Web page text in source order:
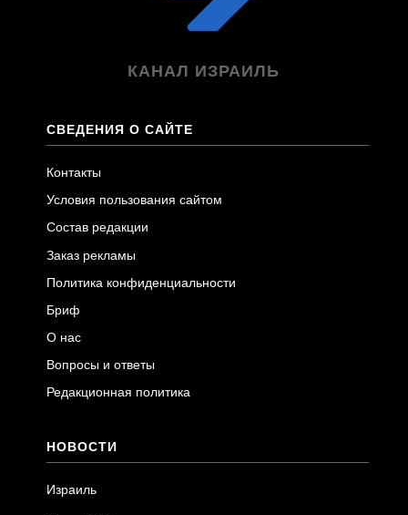
КАНАЛ ИЗРАИЛЬ
СВЕДЕНИЯ О САЙТЕ
Контакты
Условия пользования сайтом
Состав редакции
Заказ рекламы
Политика конфиденциальности
Бриф
О нас
Вопросы и ответы
Редакционная политика
НОВОСТИ
Израиль